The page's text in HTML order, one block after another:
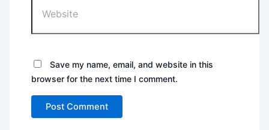
Save my name, email, and website in this
browser for the next time I comment.